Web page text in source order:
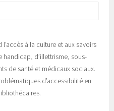
à la culture et aux savoirs
handicap, d’illettrisme, sous-
de santé et médicaux sociaux.
d’accessibilité en